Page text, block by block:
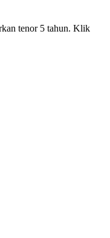
tenor 5 tahun. Klik